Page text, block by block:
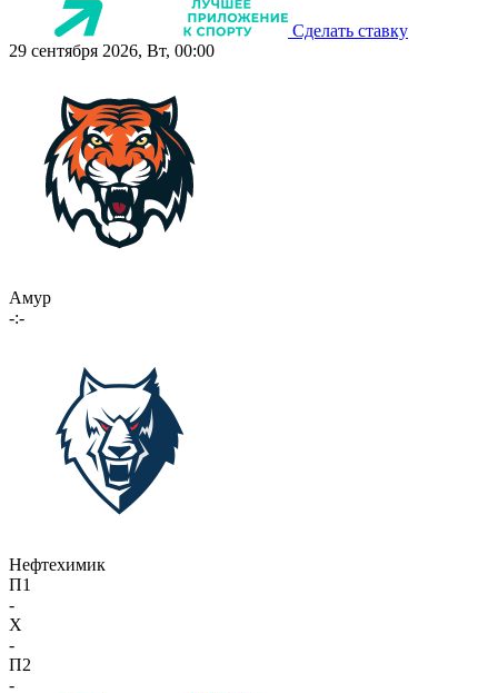
Сделать ставку
29 сентября 2026, Вт, 00:00
Амур
-:-
Нефтехимик
П1
-
X
-
П2
-